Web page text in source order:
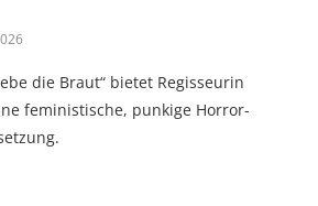
die Braut“ bietet Regisseurin
feministische, punkige Horror-